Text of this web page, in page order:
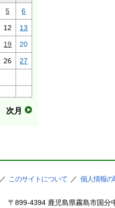
5 6
12 13
19 20
26 27
次月
／ このサイトについて ／ 個人情報の
〒899-4394 鹿児島県霧島市国